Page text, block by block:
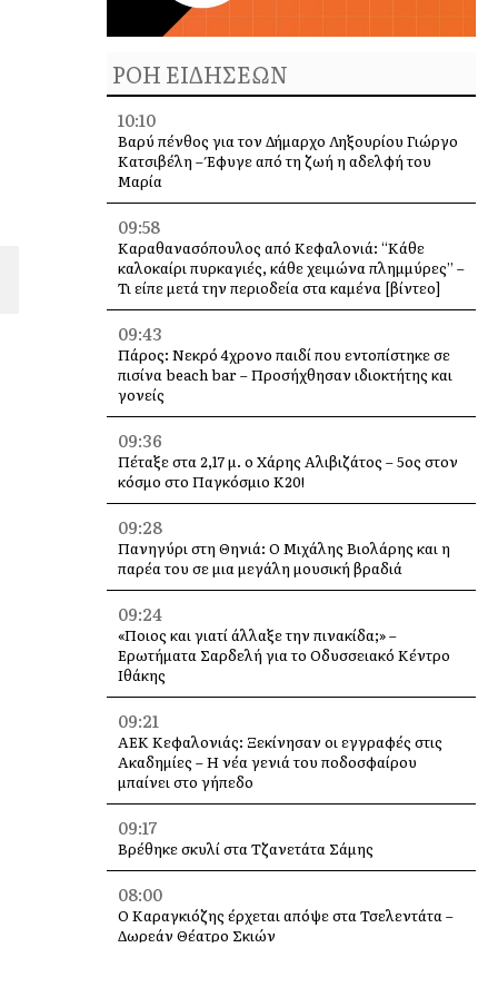
ΡΟΗ ΕΙΔΗΣΕΩΝ
10:10
Βαρύ πένθος για τον Δήμαρχο Ληξουρίου Γιώργο
Κατσιβέλη – Έφυγε από τη ζωή η αδελφή του
Μαρία
09:58
Καραθανασόπουλος από Κεφαλονιά: “Κάθε
καλοκαίρι πυρκαγιές, κάθε χειμώνα πλημμύρες” –
Τι είπε μετά την περιοδεία στα καμένα [βίντεο]
09:43
Πάρος: Νεκρό 4χρονο παιδί που εντοπίστηκε σε
πισίνα beach bar – Προσήχθησαν ιδιοκτήτης και
γονείς
09:36
Πέταξε στα 2,17 μ. ο Χάρης Αλιβιζάτος – 5ος στον
κόσμο στο Παγκόσμιο Κ20!
09:28
Πανηγύρι στη Θηνιά: Ο Μιχάλης Βιολάρης και η
παρέα του σε μια μεγάλη μουσική βραδιά
09:24
«Ποιος και γιατί άλλαξε την πινακίδα;» –
Ερωτήματα Σαρδελή για το Οδυσσειακό Κέντρο
Ιθάκης
09:21
ΑΕΚ Κεφαλονιάς: Ξεκίνησαν οι εγγραφές στις
Ακαδημίες – Η νέα γενιά του ποδοσφαίρου
μπαίνει στο γήπεδο
09:17
Βρέθηκε σκυλί στα Τζανετάτα Σάμης
08:00
Ο Καραγκιόζης έρχεται απόψε στα Τσελεντάτα –
Δωρεάν Θέατρο Σκιών